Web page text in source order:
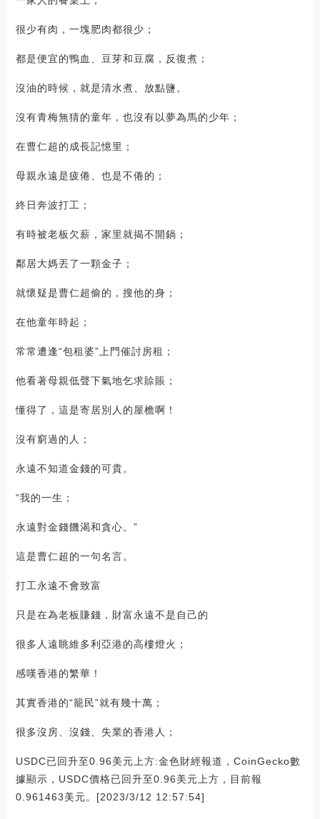
很少有肉，一塊肥肉都很少；
都是便宜的鴨血、豆芽和豆腐，反復煮；
沒油的時候，就是清水煮、放點鹽。
沒有青梅無猜的童年，也沒有以夢為馬的少年；
在曹仁超的成長記憶里；
母親永遠是疲倦、也是不倦的；
終日奔波打工；
有時被老板欠薪，家里就揭不開鍋；
鄰居大媽丟了一顆金子；
就懷疑是曹仁超偷的，搜他的身；
在他童年時起；
常常遭逢“包租婆”上門催討房租；
他看著母親低聲下氣地乞求賒賬；
懂得了，這是寄居別人的屋檐啊！
沒有窮過的人；
永遠不知道金錢的可貴。
“我的一生；
永遠對金錢饑渴和貪心。”
這是曹仁超的一句名言。
打工永遠不會致富
只是在為老板賺錢，財富永遠不是自己的
很多人遠眺維多利亞港的高樓燈火；
感嘆香港的繁華！
其實香港的“籠民”就有幾十萬；
很多沒房、沒錢、失業的香港人；
USDC已回升至0.96美元上方:金色財經報道，CoinGecko數
據顯示，USDC價格已回升至0.96美元上方，目前報
0.961463美元。[2023/3/12 12:57:54]